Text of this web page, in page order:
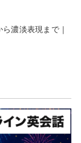
濃淡表現まで｜